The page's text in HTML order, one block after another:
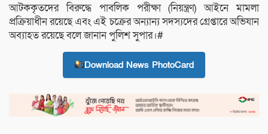
আটককৃতদের বিরুদ্ধে পাবলিক পরীক্ষা (নিয়ন্ত্রণ) আইনে মামলা
প্রক্রিয়াধীন রয়েছে এবং এই চক্রের অন্যান্য সদস্যদের গ্রেপ্তারে অভিযান
অব্যাহত রয়েছে বলে জানান পুলিশ সুপার।#
Download News PhotoCard